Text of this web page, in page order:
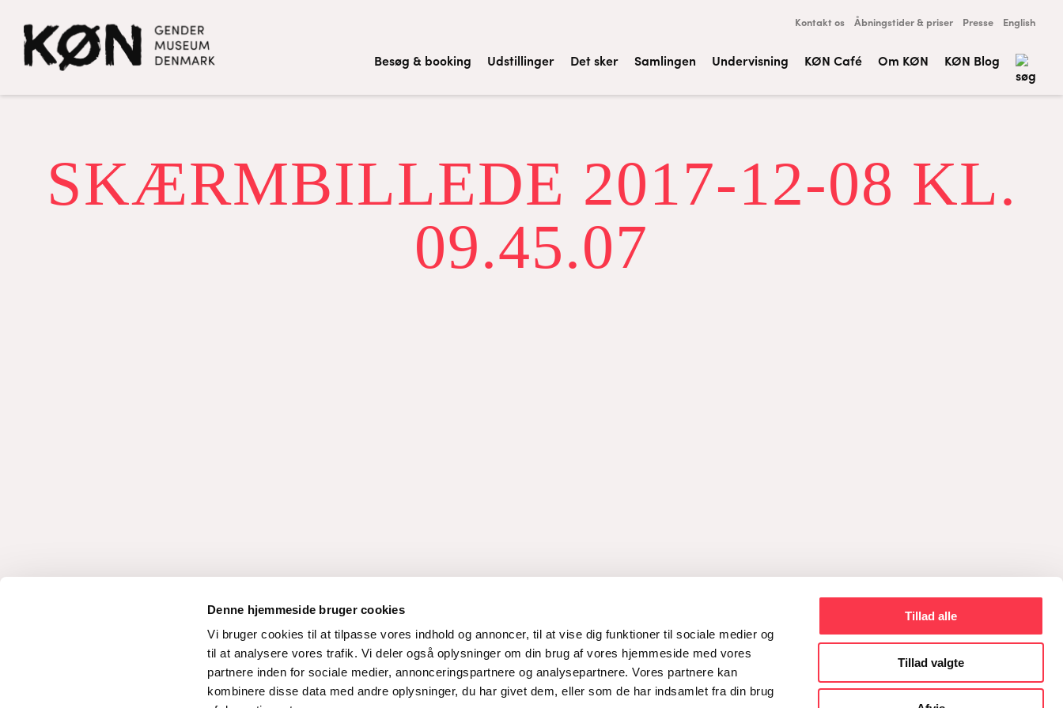
Denne hjemmeside bruger cookies
Vi bruger cookies til at tilpasse vores indhold og annoncer, til at vise dig funktioner til sociale medier og
til at analysere vores trafik. Vi deler også oplysninger om din brug af vores hjemmeside med vores
partnere inden for sociale medier, annonceringspartnere og analysepartnere. Vores partnere kan
kombinere disse data med andre oplysninger, du har givet dem, eller som de har indsamlet fra din brug
Tillad alle
Tillad valgte
Kontakt os Åbningstider & priser Presse English
Besøg & booking Udstillinger Det sker Samlingen Undervisning KØN Café Om KØN KØN Blog
SKÆRMBILLEDE 2017-12-08 KL.
09.45.07